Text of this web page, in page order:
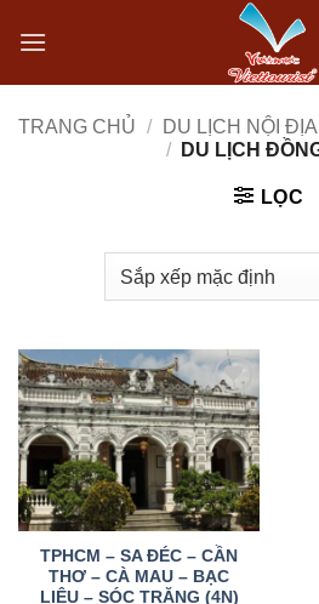
nộiTRANG CHỦ / DU LỊCH NỘI ĐỊA
/
DU LỊCH
LỌC
Add to
wishlist
TPHCM – SA ĐÉC – CẦN
THƠ – CÀ MAU – BẠC
LIÊU – SÓC TRĂNG (4N)